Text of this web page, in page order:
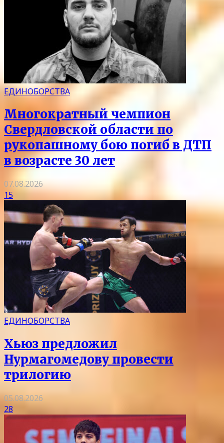
ЕДИНОБОРСТВА
Многократный чемпион
Свердловской области по
рукопашному бою погиб в ДТП
в возрасте 30 лет
07.08.2026
15
ЕДИНОБОРСТВА
Хьюз предложил
Нурмагомедову провести
трилогию
05.08.2026
28